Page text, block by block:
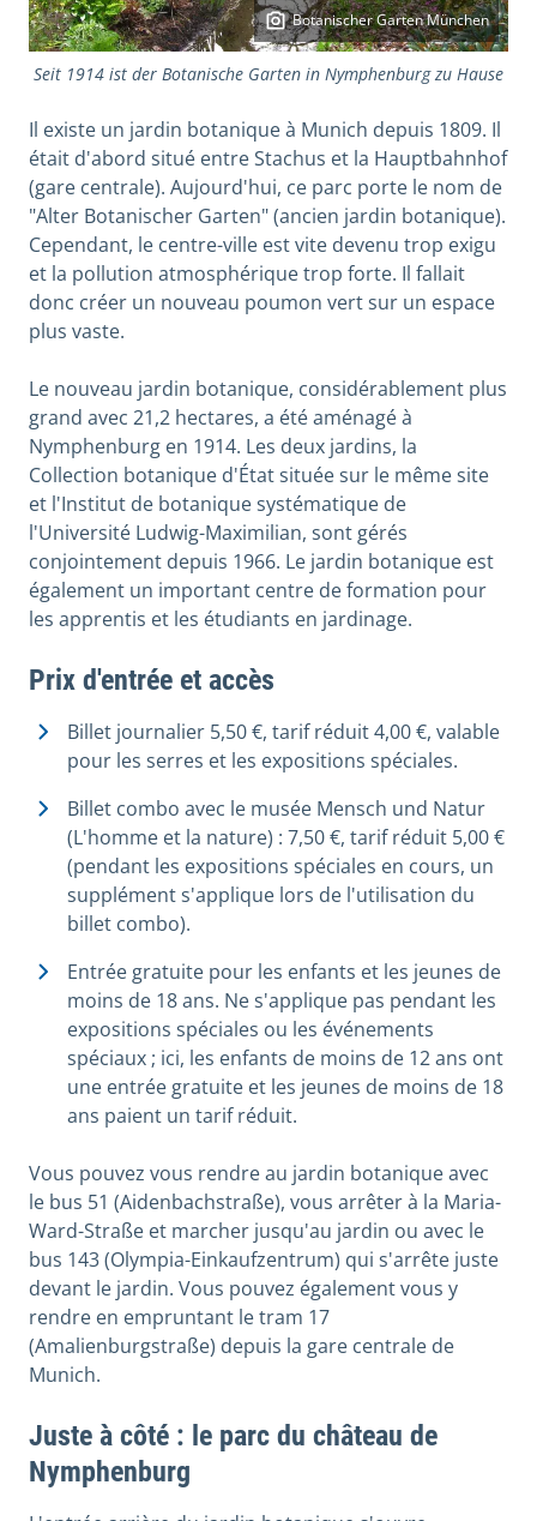
Botanischer Garten München
Seit 1914 ist der Botanische Garten in Nymphenburg zu Hause
Il existe un jardin botanique à Munich depuis 1809. Il
était d'abord situé entre Stachus et la Hauptbahnhof
(gare centrale). Aujourd'hui, ce parc porte le nom de
"Alter Botanischer Garten" (ancien jardin botanique).
Cependant, le centre-ville est vite devenu trop exigu
et la pollution atmosphérique trop forte. Il fallait
donc créer un nouveau poumon vert sur un espace
plus vaste.
Le nouveau jardin botanique, considérablement plus
grand avec 21,2 hectares, a été aménagé à
Nymphenburg en 1914. Les deux jardins, la
Collection botanique d'État située sur le même site
et l'Institut de botanique systématique de
l'Université Ludwig-Maximilian, sont gérés
conjointement depuis 1966. Le jardin botanique est
également un important centre de formation pour
les apprentis et les étudiants en jardinage.
Prix d'entrée et accès
Billet journalier 5,50 €, tarif réduit 4,00 €, valable
pour les serres et les expositions spéciales.
Billet combo avec le musée Mensch und Natur
(L'homme et la nature) : 7,50 €, tarif réduit 5,00 €
(pendant les expositions spéciales en cours, un
supplément s'applique lors de l'utilisation du
billet combo).
Entrée gratuite pour les enfants et les jeunes de
moins de 18 ans. Ne s'applique pas pendant les
expositions spéciales ou les événements
spéciaux ; ici, les enfants de moins de 12 ans ont
une entrée gratuite et les jeunes de moins de 18
ans paient un tarif réduit.
Vous pouvez vous rendre au jardin botanique avec
le bus 51 (Aidenbachstraße), vous arrêter à la Maria-
Ward-Straße et marcher jusqu'au jardin ou avec le
bus 143 (Olympia-Einkaufzentrum) qui s'arrête juste
devant le jardin. Vous pouvez également vous y
rendre en empruntant le tram 17
(Amalienburgstraße) depuis la gare centrale de
Munich.
Juste à côté : le parc du château de
Nymphenburg